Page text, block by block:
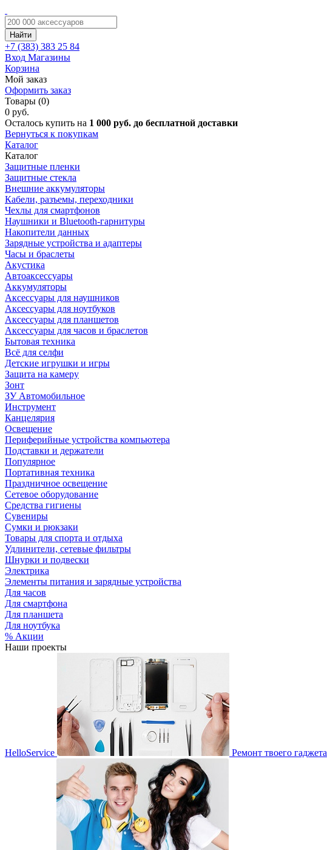
Найти
+7 (383) 383 25 84
Вход Магазины
Корзина
Мой заказ
Оформить заказ
Товары (0)
0 руб.
Осталось купить на 1 000 руб. до бесплатной доставки
Вернуться к покупкам
Каталог
Каталог
Защитные пленки
Защитные стекла
Внешние аккумуляторы
Кабели, разъемы, переходники
Чехлы для смартфонов
Наушники и Bluetooth-гарнитуры
Накопители данных
Зарядные устройства и адаптеры
Часы и браслеты
Акустика
Автоаксессуары
Аккумуляторы
Аксессуары для наушников
Аксессуары для ноутбуков
Аксессуары для планшетов
Аксессуары для часов и браслетов
Бытовая техника
Всё для селфи
Детские игрушки и игры
Защита на камеру
Зонт
ЗУ Автомобильное
Инструмент
Канцелярия
Освещение
Периферийные устройства компьютера
Подставки и держатели
Популярное
Портативная техника
Праздничное освещение
Сетевое оборудование
Средства гигиены
Сувениры
Сумки и рюкзаки
Товары для спорта и отдыха
Удлинители, сетевые фильтры
Шнурки и подвески
Электрика
Элементы питания и зарядные устройства
Для часов
Для смартфона
Для планшета
Для ноутбука
% Акции
Наши проекты
HelloService Ремонт твоего гаджета